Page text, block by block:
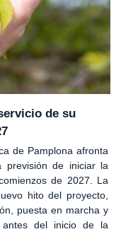
de su
de Pamplona afronta
previsión de iniciar la
de 2027. La
hito del proyecto,
puesta en marcha y
antes del inicio de la